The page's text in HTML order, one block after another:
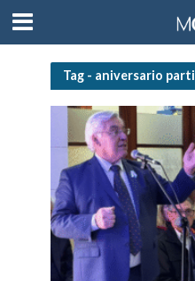
Tag - aniversario